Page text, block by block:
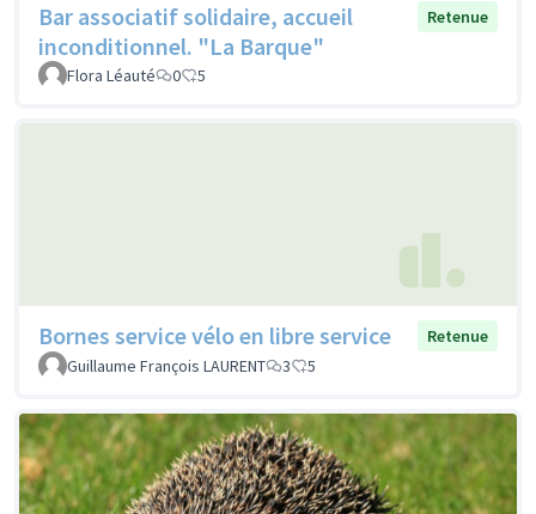
Bar associatif solidaire, accueil
inconditionnel. "La Barque"
Retenue
Flora Léauté 0 5
Bornes service vélo en libre service
Retenue
Guillaume François LAURENT
3 5